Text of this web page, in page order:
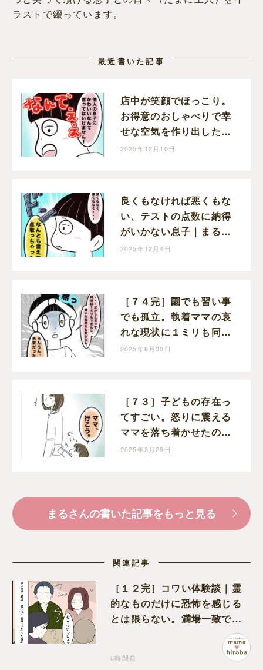
ラストで綴っています。
最近書いた記事
店中が笑顔でほっこり。
お得意のおしゃべりで幸
せな空気を作り出した息
子｜まるの育児絵日記
2025年12月10日
良くもなければ悪くもな
い、テストの点数に納得
がいかない息子｜まるの
育児絵日記
2025年12月4日
［７４完］園でも習い事
でも孤立。執着ママの哀
れな現状に１ミリも同情
できない。執着ママにロ
2025年8月30日
［７３］子どもの存在っ
てすごい。怒りに震える
ママを落ち着かせたのは
幼い娘。執着ママにロッ
2025年8月29日
まるさんの書いた記事をもっと見る
関連記事
［１２完］コワい体験談｜霊
的なものだけに恐怖を感じる
とは限らない。満場一致でコ
ワいと認定された意外な体験
6時間前